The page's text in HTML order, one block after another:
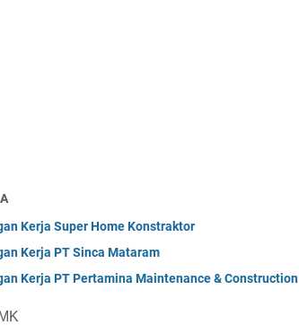
Kerja Super Home Konstraktor
Kerja PT Sinca Mataram
Kerja PT Pertamina Maintenance & Construction